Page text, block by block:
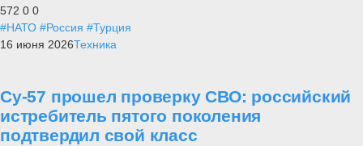
572 0 0
#НАТО #Россия #Турция
16 июня 2026Техника
Су-57 прошел проверку СВО: российский
истребитель пятого поколения
подтвердил свой класс